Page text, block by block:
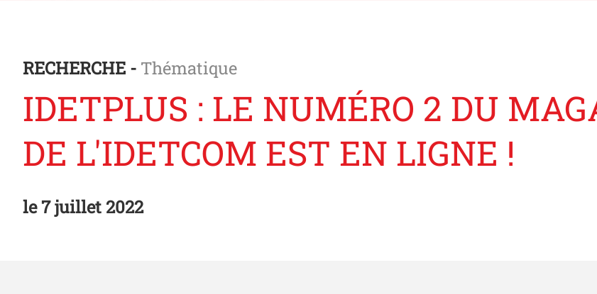
RECHERCHE - Thématique
IDETPLUS : LE NUMÉRO 2 DU
DE L'IDETCOM EST EN LIGNE !
le7 juillet 2022